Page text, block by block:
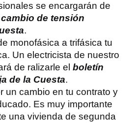
se encargarán de
de tensión
.
monofásica a trifásica tu
Un electricista de nuestro
de ralizarle el boletín
de la Cuesta.
un cambio en tu contrato y
Es muy importante
una vivienda de segunda